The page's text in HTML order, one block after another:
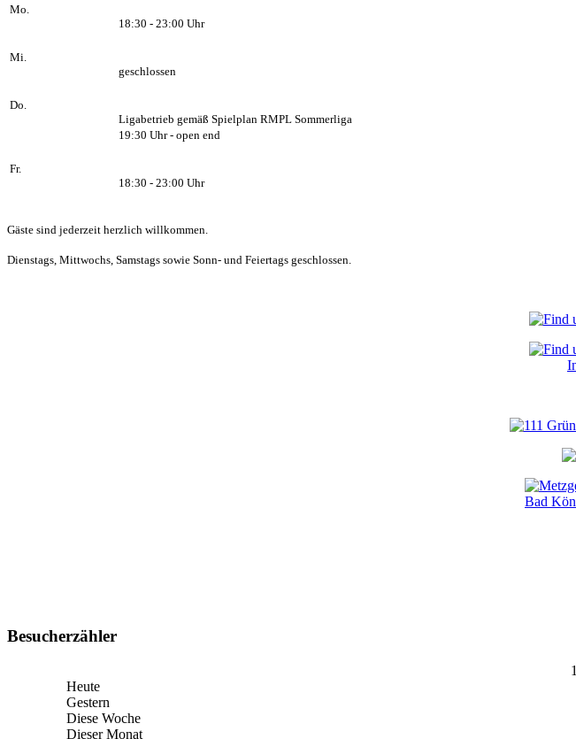
Mo.
18:30 - 23:00 Uhr
Mi.
geschlossen
Do.
Ligabetrieb gemäß Spielplan RMPL Sommerliga
19:30 Uhr - open end
Fr.
18:30 - 23:00 Uhr
Gäste sind jederzeit herzlich willkommen.
Dienstags, Mittwochs, Samstags sowie Sonn- und Feiertags geschlossen.
Besucherzähler
Heute
Gestern
Diese Woche
Dieser Monat